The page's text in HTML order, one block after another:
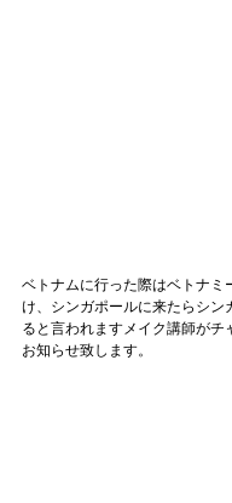
ベトナムに行った際はベトナミ
け、シンガポールに来たらシン
ると言われますメイク講師がチ
お知らせ致します。